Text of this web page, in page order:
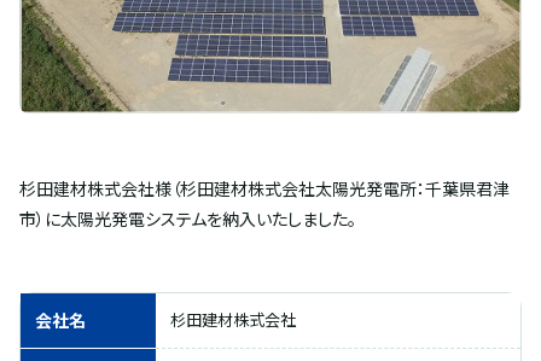
杉田建材株式会社様（杉田建材株式会社太陽光発電所：千葉県君津
市）に太陽光発電システムを納入いたしました。
会社名 杉田建材株式会社